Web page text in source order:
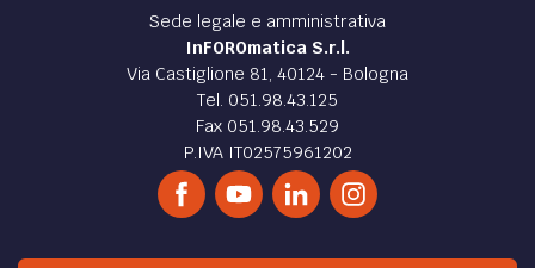
Sede legale e amministrativa
InFOROmatica S.r.l.
Via Castiglione 81, 40124 - Bologna
Tel. 051.98.43.125
Fax 051.98.43.529
P.IVA IT02575961202